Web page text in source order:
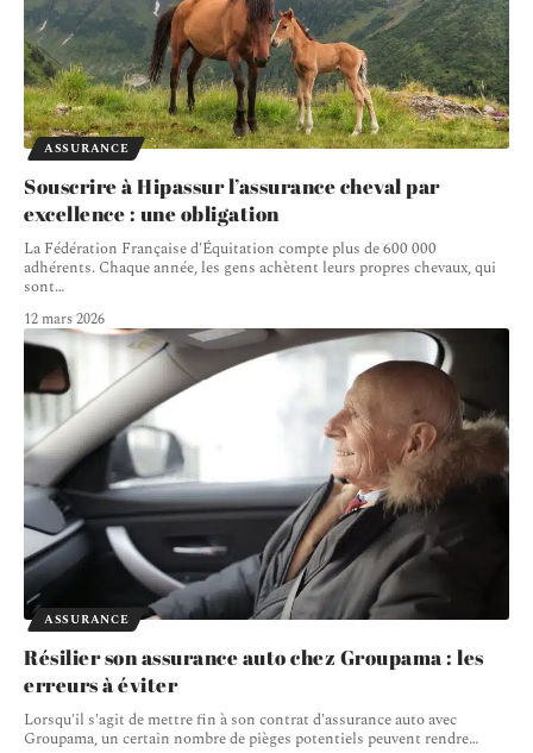
ASSURANCE
Souscrire à Hipassur l’assurance cheval par
excellence : une obligation
La Fédération Française d'Équitation compte plus de 600 000
adhérents. Chaque année, les gens achètent leurs propres chevaux, qui
sont…
12 mars 2026
ASSURANCE
Résilier son assurance auto chez Groupama : les
erreurs à éviter
Lorsqu'il s'agit de mettre fin à son contrat d'assurance auto avec
Groupama, un certain nombre de pièges potentiels peuvent rendre…